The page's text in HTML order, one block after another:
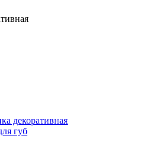
декоративная
губ